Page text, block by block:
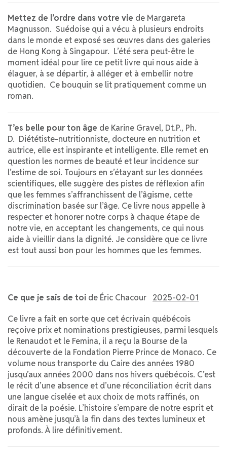
Mettez de l’ordre dans votre vie de Margareta
Magnusson. Suédoise qui a vécu à plusieurs endroits
dans le monde et exposé ses œuvres dans des galeries
de Hong Kong à Singapour. L’été sera peut-être le
moment idéal pour lire ce petit livre qui nous aide à
élaguer, à se départir, à alléger et à embellir notre
quotidien. Ce bouquin se lit pratiquement comme un
roman.
T’es belle pour ton âge de Karine Gravel, Dt.P., Ph.
D. Diététiste-nutritionniste, docteure en nutrition et
autrice, elle est inspirante et intelligente. Elle remet en
question les normes de beauté et leur incidence sur
l’estime de soi. Toujours en s’étayant sur les données
scientifiques, elle suggère des pistes de réflexion afin
que les femmes s’affranchissent de l’âgisme, cette
discrimination basée sur l’âge. Ce livre nous appelle à
respecter et honorer notre corps à chaque étape de
notre vie, en acceptant les changements, ce qui nous
aide à vieillir dans la dignité. Je considère que ce livre
est tout aussi bon pour les hommes que les femmes.
Ce que je sais de toi de Éric Chacour 2025-02-01
Ce livre a fait en sorte que cet écrivain québécois
reçoive prix et nominations prestigieuses, parmi lesquels
le Renaudot et le Femina, il a reçu la Bourse de la
découverte de la Fondation Pierre Prince de Monaco. Ce
volume nous transporte du Caire des années 1980
jusqu’aux années 2000 dans nos hivers québécois. C’est
le récit d’une absence et d’une réconciliation écrit dans
une langue ciselée et aux choix de mots raffinés, on
dirait de la poésie. L’histoire s’empare de notre esprit et
nous amène jusqu’à la fin dans des textes lumineux et
profonds. À lire définitivement.